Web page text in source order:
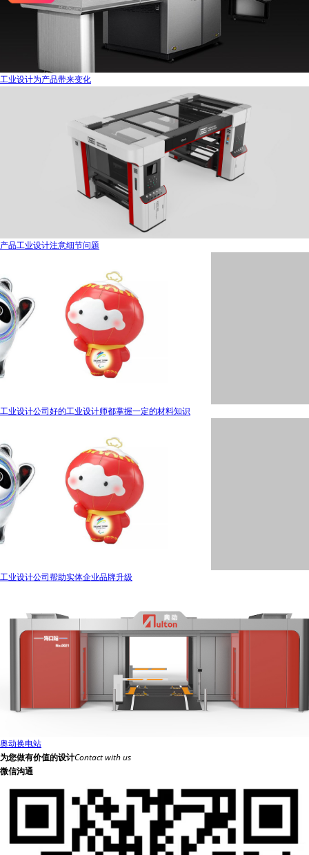
工业设计为产品带来变化
产品工业设计注意细节问题
工业设计公司好的工业设计师都掌握一定的材料知识
工业设计公司帮助实体企业品牌升级
奥动换电站
为您做有价值的设计Contact with us
微信沟通